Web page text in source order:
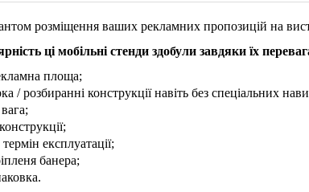
розміщення ваших рекламних пропозицій на
ці мобільні стенди здобули завдяки їх
площа;
/ розбиранні конструкції навіть без спеціальних
експлуатації;
банера;